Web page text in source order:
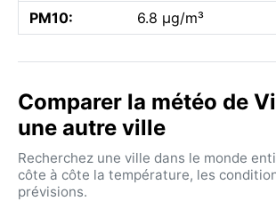
PM10:
6.8 µg/m³
Comparer la météo de
une autre ville
Recherchez une ville dans le monde
côte à côte la température, les
prévisions.